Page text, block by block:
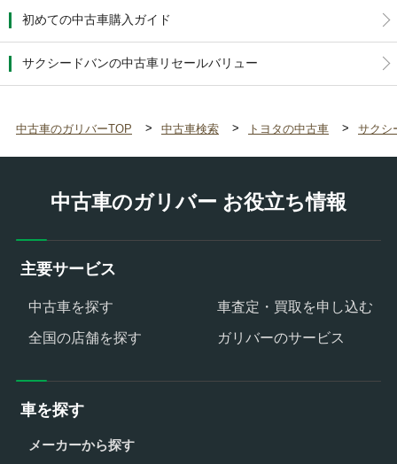
初めての中古車購入ガイド
サクシードバンの中古車リセールバリュー
中古車のガリバーTOP 中古車検索 トヨタの中古車 サクシ
中古車のガリバー お役立ち情報
主要サービス
中古車を探す
車査定・買取を申し込む
全国の店舗を探す
ガリバーのサービス
車を探す
メーカーから探す